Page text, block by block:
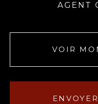
AGENT
VOIR